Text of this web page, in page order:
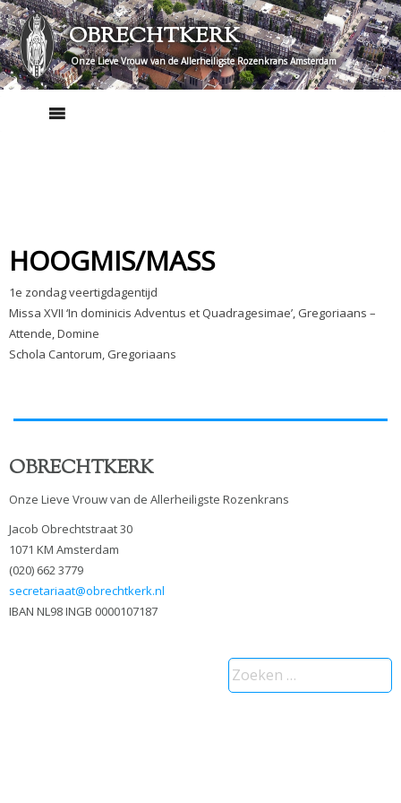
Skip
to
content
OBRECHTKERK
Onze Lieve Vrouw van de Allerheiligste Rozenkrans Amsterdam
HOOGMIS/MASS
1e zondag veertigdagentijd
Missa XVII ‘In dominicis Adventus et Quadragesimae’, Gregoriaans –
Attende, Domine
Schola Cantorum, Gregoriaans
OBRECHTKERK
Onze Lieve Vrouw van de Allerheiligste Rozenkrans
Jacob Obrechtstraat 30
1071 KM Amsterdam
(020) 662 3779
secretariaat@obrechtkerk.nl
IBAN NL98 INGB 0000107187
Zoeken
naar: